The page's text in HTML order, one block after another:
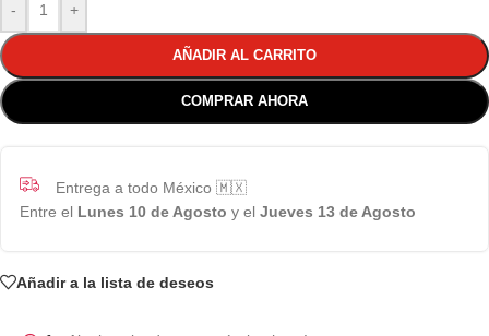
- +
AÑADIR AL CARRITO
COMPRAR AHORA
Entrega a todo México 🇲🇽
Entre el Lunes 10 de Agosto y el Jueves 13 de Agosto
Añadir a la lista de deseos